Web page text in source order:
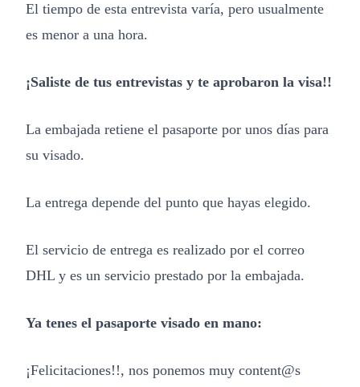
El tiempo de esta entrevista varía, pero usualmente
es menor a una hora.
¡Saliste de tus entrevistas y te aprobaron la visa!!
La embajada retiene el pasaporte por unos días para
su visado.
La entrega depende del punto que hayas elegido.
El servicio de entrega es realizado por el correo
DHL y es un servicio prestado por la embajada.
Ya tenes el pasaporte visado en mano:
¡Felicitaciones!!, nos ponemos muy content@s